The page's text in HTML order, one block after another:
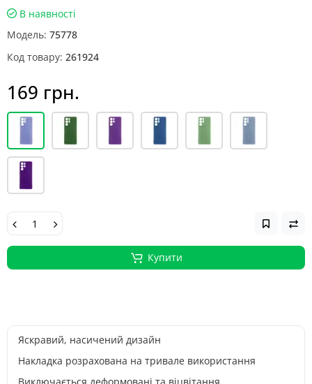
В наявності
Модель: 75778
Код товару: 261924
169 грн.
Купити
Яскравий, насичений дизайн
Накладка розрахована на тривале використання